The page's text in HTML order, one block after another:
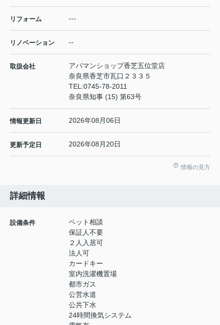
リフォーム ---
リノベーション --
取扱会社
アパマンショップ香芝五位堂店
奈良県香芝市瓦口２３３５
TEL:0745-78-2011
奈良県知事 (15) 第63号
情報更新日 2026年08月06日
更新予定日 2026年08月20日
情報の見方
詳細情報
設備条件
ペット相談
保証人不要
２人入居可
法人可
カードキー
室内洗濯機置場
都市ガス
公営水道
公共下水
24時間換気システム